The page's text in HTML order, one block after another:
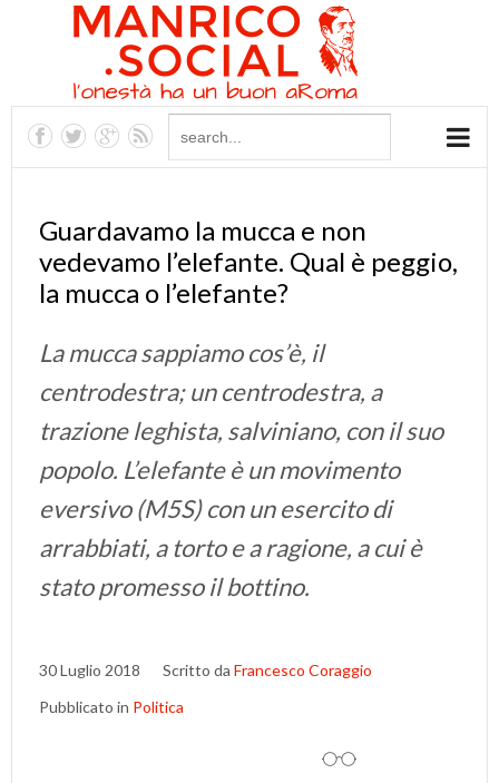
Guardavamo la mucca e non
vedevamo l’elefante. Qual è peggio,
la mucca o l’elefante?
La mucca sappiamo cos’è, il
centrodestra; un centrodestra, a
trazione leghista, salviniano, con il suo
popolo. L’elefante è un movimento
eversivo (M5S) con un esercito di
arrabbiati, a torto e a ragione, a cui è
stato promesso il bottino.
30 Luglio 2018 Scritto da Francesco Coraggio
Pubblicato in Politica